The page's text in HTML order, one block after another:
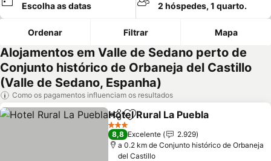
Escolha as datas 2 hóspedes, 1 quarto.
Ordenar Filtrar Mapa
Alojamentos em Valle de Sedano perto de
Conjunto histórico de Orbaneja del Castillo
(Valle de Sedano, Espanha)
Como os pagamentos influenciam os resultados
PartilharAdicionar aos favoritos
Hotel Rural La Puebla
3 Estrelas
8,8 Excelente
2.929
a 0.2 km de Conjunto histórico de Orbaneja
del Castillo